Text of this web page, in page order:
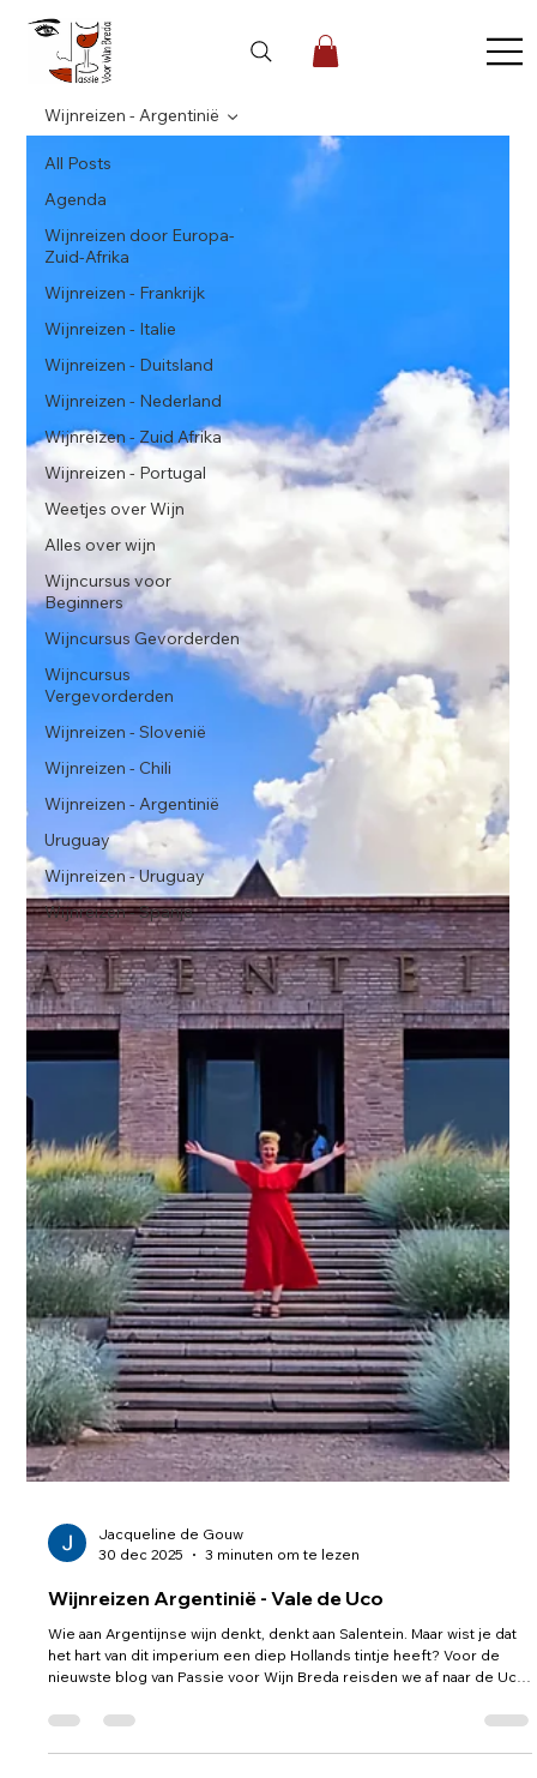
All Posts
Agenda
Wijnreizen door Europa-
Zuid-Afrika
Wijnreizen - Frankrijk
Wijnreizen - Italie
Wijnreizen - Duitsland
Wijnreizen - Nederland
Wijnreizen - Zuid Afrika
Wijnreizen - Portugal
Weetjes over Wijn
Alles over wijn
Wijncursus voor
Beginners
Wijncursus Gevorderden
Wijncursus
Vergevorderden
Wijnreizen - Slovenië
Wijnreizen - Chili
Wijnreizen - Argentinië
Uruguay
Wijnreizen - Uruguay
Wijnreizen - Spanje
Wijnreizen - Argentinië
30 dec 2025
3 minuten om te lezen
Wijnreizen Argentinië - Vale de Uco
Wie aan Argentijnse wijn denkt, denkt aan Salentein. Maar wist je dat
nieuwste blog van Passie voor Wijn Breda reisden we af naar de Uco
Valley. Hier ontmoetten we de nalatenschap van Mijndert Pon: een